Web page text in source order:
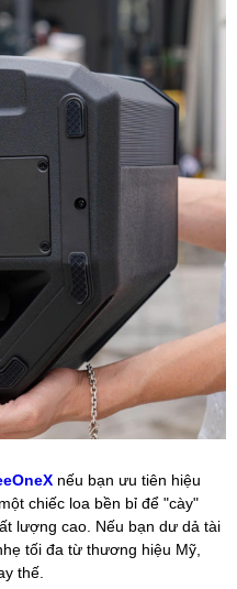
nếu bạn ưu tiên hiệu
chiếc loa bền bỉ để "cày"
lượng cao. Nếu bạn dư dả tài
tối đa từ thương hiệu Mỹ,
thế.